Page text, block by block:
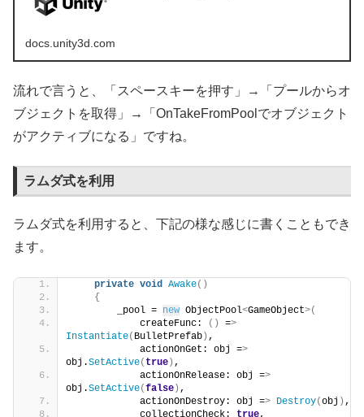
docs.unity3d.com
流れで言うと、「スペースキーを押す」→「プールからオ
ブジェクトを取得」→「OnTakeFromPoolでオブジェクト
がアクティブになる」ですね。
ラムダ式を利用
ラムダ式を利用すると、下記の様な感じに書くこともでき
ます。
private void Awake()
{
        _pool =
new ObjectPool<GameObject>(
            createFunc:
() =>
Instantiate( BulletPrefab) ,
            actionOnGet: obj =
>
obj.SetActive( true) ,
            actionOnRelease: obj =
>
obj.SetActive(false) ,
            actionOnDestroy: obj =
> Destroy(obj ) ,
            collectionCheck:
true,